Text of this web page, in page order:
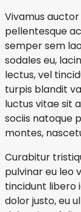
Vivamus
pellentesque
semper sem
sodales eu,
lectus, vel
turpis blandit
luctus vitae sit
sociis natoque
montes,
Curabitur
pulvinar eu leo
tincidunt libero
dolor justo, eu